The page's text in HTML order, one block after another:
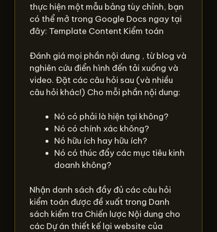
thực hiện một mẫu bảng tùy chỉnh, bạn
có thể mở trong Google Docs ngay tại
đây: Template Content Kiểm toán
Đánh giá mọi phần nội dung , từ blog và
nghiên cứu điển hình đến tải xuống và
video. Đặt các câu hỏi sau (và nhiều
câu hỏi khác!) Cho mỗi phần nội dung:
Nó có phải là hiện tại không?
Nó có chính xác không?
Nó hữu ích hay hữu ích?
Nó có thúc đẩy các mục tiêu kinh
doanh không?
Nhận danh sách đầy đủ các câu hỏi
kiểm toán được đề xuất trong Danh
sách kiểm tra Chiến lược Nội dung cho
các Dự án thiết kế lại website của